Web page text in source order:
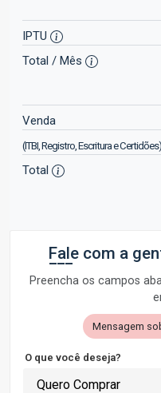
IPTU
Total / Mês
Venda
(ITBI, Registro, Escritura e Certidões)
Total
Fale com a
Preencha os campos
Mensagem
O que você deseja?
Quero Comprar